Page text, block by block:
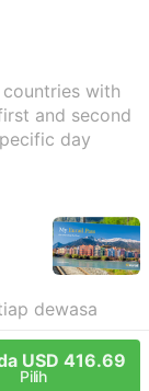
with
and second
day
dewasa
USD 416.69
Pilih